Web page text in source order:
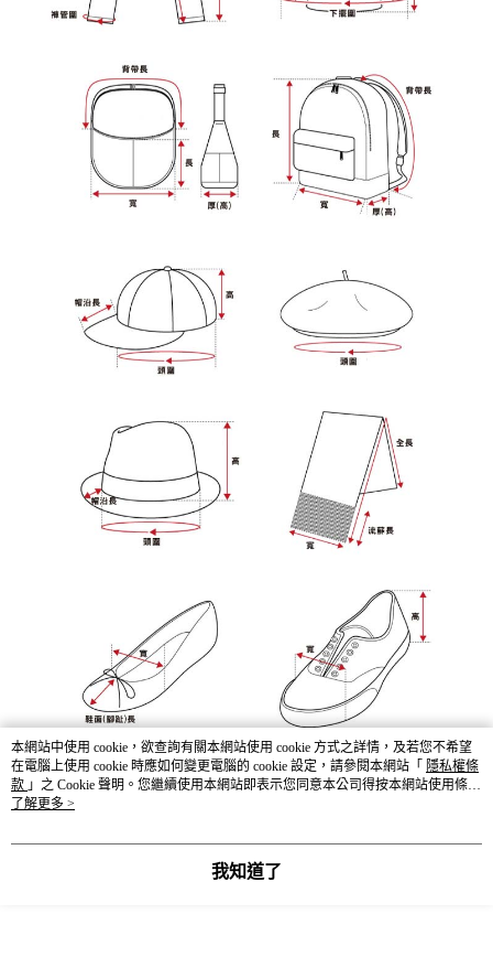
本網站中使用 cookie，欲查詢有關本網站使用 cookie 方式之詳情，及若您不希望
在電腦上使用 cookie 時應如何變更電腦的 cookie 設定，請參閱本網站「 隱私權條
款 」之 Cookie 聲明。您繼續使用本網站即表示您同意本公司得按本網站使用條款
之 Cookie 聲明使用 cookie。
了解更多 >
我知道了